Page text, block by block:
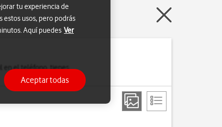
en el teléfono, tienes
tu experiencia de
estos usos, pero podrás
Aquí puedes Ver
Aceptar todas